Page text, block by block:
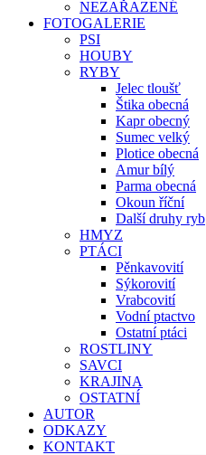
NEZAŘAZENÉ
FOTOGALERIE
PSI
HOUBY
RYBY
Jelec tloušť
Štika obecná
Kapr obecný
Sumec velký
Plotice obecná
Amur bílý
Parma obecná
Okoun říční
Další druhy ryb
HMYZ
PTÁCI
Pěnkavovití
Sýkorovití
Vrabcovití
Vodní ptactvo
Ostatní ptáci
ROSTLINY
SAVCI
KRAJINA
OSTATNÍ
AUTOR
ODKAZY
KONTAKT